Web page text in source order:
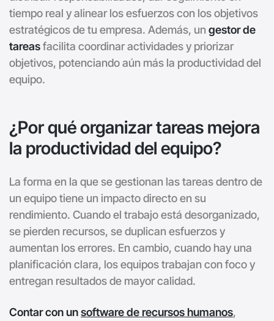
tiempo real y alinear los esfuerzos con los objetivos
estratégicos de tu empresa. Además, un gestor de
tareasfacilita coordinar actividades y priorizar
objetivos, potenciando aún más la productividad del
equipo.
¿Por qué organizar tareas mejora
la productividad del equipo?
La forma en la que se gestionan las tareas dentro de
un equipo tiene un impacto directo en su
rendimiento. Cuando el trabajo está desorganizado,
se pierden recursos, se duplican esfuerzos y
aumentan los errores. En cambio, cuando hay una
planificación clara, los equipos trabajan con foco y
entregan resultados de mayor calidad.
Contar con unsoftware de recursos humanos,